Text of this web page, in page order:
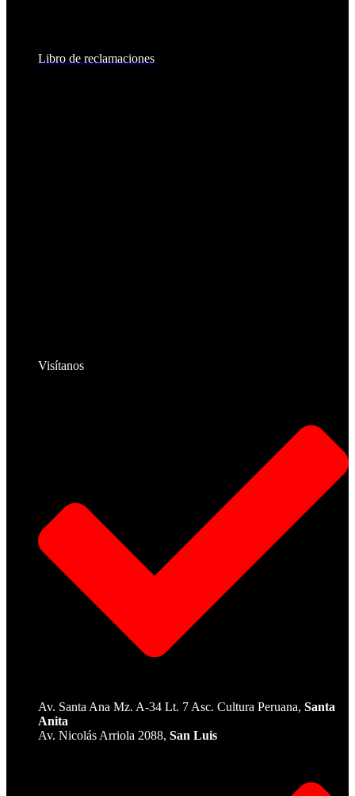
Libro de reclamaciones
Visítanos
Av. Santa Ana Mz. A-34 Lt. 7 Asc. Cultura Peruana, Santa
Anita
Av. Nicolás Arriola 2088, San Luis